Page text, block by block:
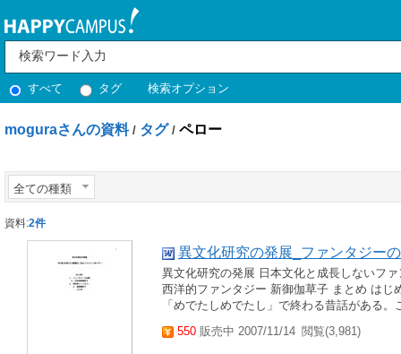
すべて タグ 検索オプション
moguraさんの資料 / タグ / ペロー
全ての種類
資料:2件
異文化研究の発展_ファンタジー
異文化研究の発展 日本文化と成長しないフ
西洋的ファンタジー 新御伽草子 まとめ は
「めでたしめでたし」で終わる昔話がある
550 販売中 2007/11/14 閲覧(3,981)